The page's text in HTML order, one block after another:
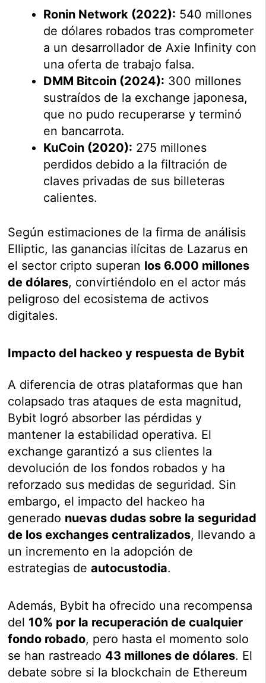
Ronin Network (2022): 540 millones
de dólares robados tras comprometer
a un desarrollador de Axie Infinity con
una oferta de trabajo falsa.
DMM Bitcoin (2024): 300 millones
sustraídos de la exchange japonesa,
que no pudo recuperarse y terminó
en bancarrota.
KuCoin (2020): 275 millones
perdidos debido a la filtración de
claves privadas de sus billeteras
calientes.
Según estimaciones de la firma de análisis
Elliptic, las ganancias ilícitas de Lazarus en
el sector cripto superan los 6.000 millones
de dólares, convirtiéndolo en el actor más
peligroso del ecosistema de activos
digitales.
Impacto del hackeo y respuesta de Bybit
A diferencia de otras plataformas que han
colapsado tras ataques de esta magnitud,
Bybit logró absorber las pérdidas y
mantener la estabilidad operativa. El
exchange garantizó a sus clientes la
devolución de los fondos robados y ha
reforzado sus medidas de seguridad. Sin
embargo, el impacto del hackeo ha
generado nuevas dudas sobre la seguridad
de los exchanges centralizados, llevando a
un incremento en la adopción de
estrategias deautocustodia.
Además, Bybit ha ofrecido una recompensa
del 10% por la recuperación de cualquier
fondo robado, pero hasta el momento solo
se han rastreado 43 millones de dólares. El
debate sobre si la blockchain de Ethereum